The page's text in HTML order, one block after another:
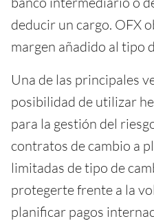
deducir un cargo. OFX
margen añadido al tipo
Una de las principales
posibilidad de utilizar
para la gestión del
contratos de cambio a
limitadas de tipo de
protegerte frente a la
planificar pagos